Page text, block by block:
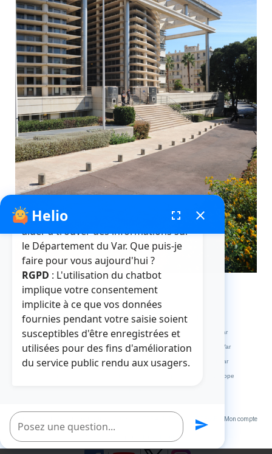
Crédits et mentions légales Plan du site La médiathèque
L'abbaye de La Celle L'HDE Var Visitvar La MDPH du Var
Archives départementales du Var Muséum départemental du Var
Le site des collèges du Var Le site des marchés publics du Var
Service Europe
VOTRE AVIS NOUS INTERESSE Mon compte
Accessibilité : partiellement conforme
Helio fenêtre de chatbot
fullscreen close
Bonjour, je suis Helio. Je peux vous
aider à trouver des informations sur
le Département du Var. Que puis-je
faire pour vous aujourd'hui ?
RGPD : L'utilisation du chatbot
implique votre consentement
implicite à ce que vos données
fournies pendant votre saisie soient
susceptibles d'être enregistrées et
utilisées pour des fins d'amélioration
du service public rendu aux usagers.
Poser une question send